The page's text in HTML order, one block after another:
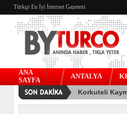
Türkçe En İyi İnternet Gazetesi
ANA
SAYFA
ANTALYA